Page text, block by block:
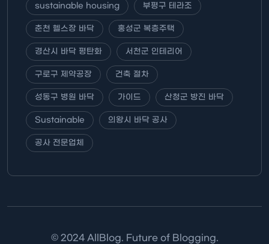
sustainable housing 부평구 테라조
춘천 헬스장 바닥 홍성군 복층주택
경산시 바닥 평탄화 서천군 인테리어
구로구 제약공장 건축 절차
성동구 병원 바닥 가이드 산청군 방진 바닥
Sustainable 의왕시 바닥 공사
공사 전문업체
© 2024 AllBlog. Future of Blogging.